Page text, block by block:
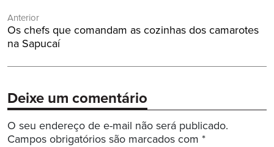
de
Post
Anterior
Post
Anterior:
Os chefs que comandam as cozinhas dos camarotes
na Sapucaí
Deixe um comentário
O seu endereço de e-mail não será publicado.
Campos obrigatórios são marcados com *